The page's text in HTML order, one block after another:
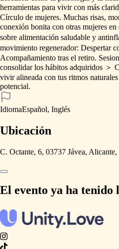
herramientas para vivir con más
Círculo de mujeres. Muchas risas,
conexión bonita con otras mujeres en
sobre alimentación saludable y
movimiento regenerador: Despertar
Acompañamiento tras el retiro. Sesion
consolidar los hábitos adquiridos ＞
vivir alineada con tus ritmos naturales
potencial.
IdiomaEspañol, Inglés
Ubicación
C. Octante, 6, 03737 Jávea, Alicante,
El evento ya ha tenido